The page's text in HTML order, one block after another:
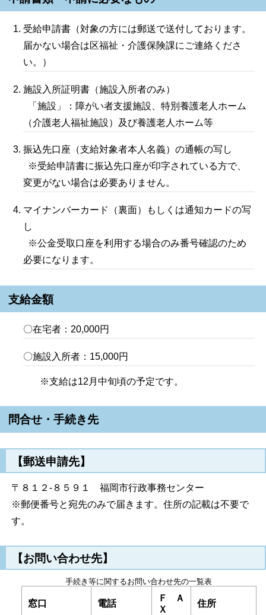
受給申請書（対象の方には郵送で送付しております。
届かない場合は区福祉・介護保険課にご連絡くださ
い。）
施設入所証明書（施設入所者のみ）
「施設」：障がい者支援施設、特別養護老人ホーム
（介護老人福祉施設）及び養護老人ホーム等
振込先口座（支給対象者本人名義）の通帳の写し
※受給申請書に振込先口座が印字されている方で、
変更がない場合は必要ありません。
マイナンバーカード（裏面）もしくは通知カードの写
し
※公金受取口座を利用する場合のみ番号確認のため
必要になります。
支給金額
〇在宅者：20,000円
〇施設入所者：15,000円
※支給は12月中旬頃の予定です。
問合せ・手続き先
【郵送申請先】
〒８１２-８５９１ 福岡市行政事務センター
※郵便番号と宛先のみで届きます。住所の記載は不要で
す。
【お問い合わせ先】
手続き等に関するお問い合わせ先の一覧表
窓口 電話
ＦＡ
Ｘ
住所